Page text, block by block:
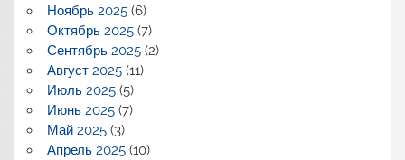
Ноябрь 2025(6)
Октябрь 2025(7)
Сентябрь 2025(2)
Август 2025(11)
Июль 2025(5)
Июнь 2025(7)
Май 2025(3)
Апрель 2025(10)